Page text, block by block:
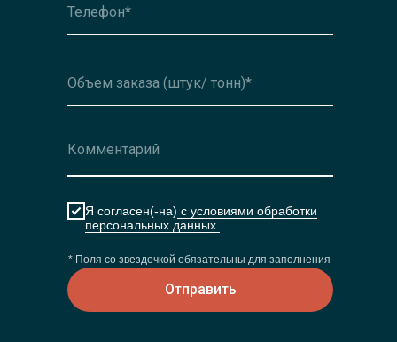
* Поля со звездочкой обязательны для заполнения
Я согласен(-на) с условиями обработки
персональных данных.
Отправить